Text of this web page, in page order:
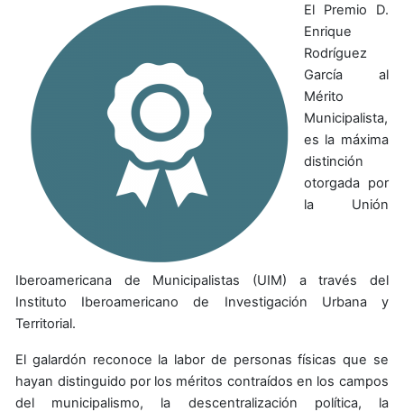
El Premio D.
Enrique
Rodríguez
García al
Mérito
Municipalista,
es la máxima
distinción
otorgada por
la Unión
Iberoamericana de Municipalistas (UIM) a través del
Instituto Iberoamericano de Investigación Urbana y
Territorial.
El galardón reconoce la labor de personas físicas que se
hayan distinguido por los méritos contraídos en los campos
del municipalismo, la descentralización política, la